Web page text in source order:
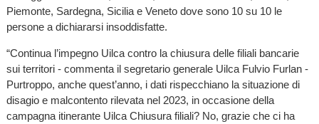
Piemonte, Sardegna, Sicilia e Veneto dove sono 10 su 10 le
persone a dichiararsi insoddisfatte.
“Continua l’impegno Uilca contro la chiusura delle filiali bancarie
sui territori - commenta il segretario generale Uilca Fulvio Furlan -
Purtroppo, anche quest’anno, i dati rispecchiano la situazione di
disagio e malcontento rilevata nel 2023, in occasione della
campagna itinerante Uilca Chiusura filiali? No, grazie che ci ha